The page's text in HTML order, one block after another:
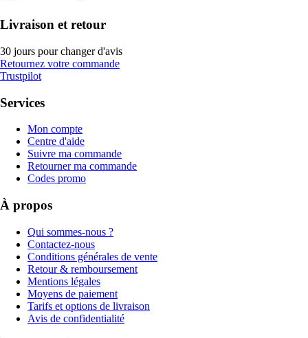
Livraison et retour
30 jours pour changer d'avis
Retournez votre commande
Trustpilot
Services
Mon compte
Centre d'aide
Suivre ma commande
Retourner ma commande
Codes promo
À propos
Qui sommes-nous ?
Contactez-nous
Conditions générales de vente
Retour & remboursement
Mentions légales
Moyens de paiement
Tarifs et options de livraison
Avis de confidentialité